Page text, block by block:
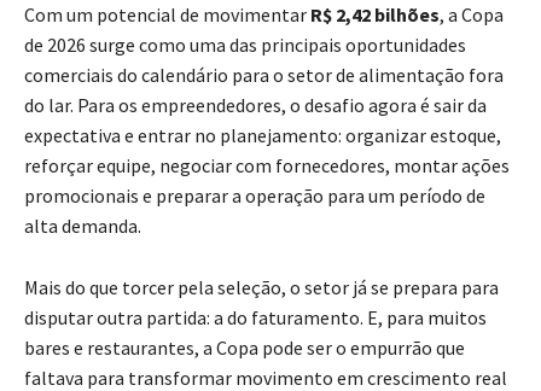
Com um potencial de movimentar R$ 2,42 bilhões, a Copa
de 2026 surge como uma das principais oportunidades
comerciais do calendário para o setor de alimentação fora
do lar. Para os empreendedores, o desafio agora é sair da
expectativa e entrar no planejamento: organizar estoque,
reforçar equipe, negociar com fornecedores, montar ações
promocionais e preparar a operação para um período de
alta demanda.
Mais do que torcer pela seleção, o setor já se prepara para
disputar outra partida: a do faturamento. E, para muitos
bares e restaurantes, a Copa pode ser o empurrão que
faltava para transformar movimento em crescimento real